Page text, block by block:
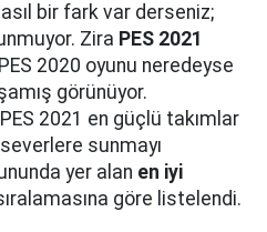
bir fark var derseniz;
Zira PES 2021
2020 oyunu neredeyse
görünüyor.
2021 en güçlü takımlar
sunmayı
yer alan en iyi
göre listelendi.